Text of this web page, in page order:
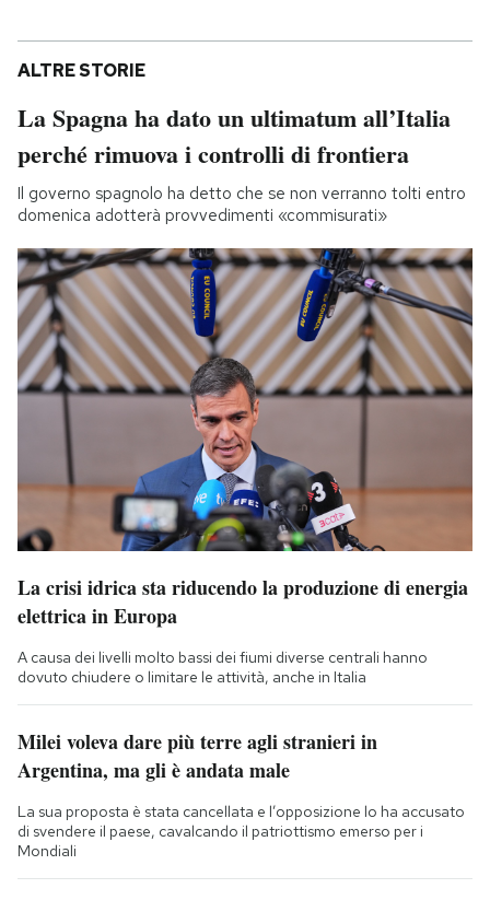
ALTRE STORIE
La Spagna ha dato un ultimatum all’Italia
perché rimuova i controlli di frontiera
Il governo spagnolo ha detto che se non verranno tolti entro
domenica adotterà provvedimenti «commisurati»
La crisi idrica sta riducendo la produzione di energia
elettrica in Europa
A causa dei livelli molto bassi dei fiumi diverse centrali hanno
dovuto chiudere o limitare le attività, anche in Italia
Milei voleva dare più terre agli stranieri in
Argentina, ma gli è andata male
La sua proposta è stata cancellata e l’opposizione lo ha accusato
di svendere il paese, cavalcando il patriottismo emerso per i
Mondiali